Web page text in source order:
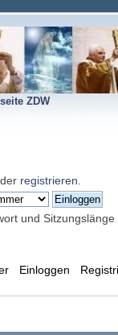
ZDW
registrieren
und Sitzungslänge
Einloggen